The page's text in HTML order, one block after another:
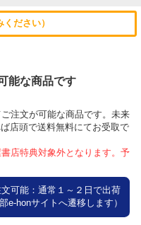
ださい）
能な商品です
注文が可能な商品です。未来
店頭で送料無料にてお受取で
店特典対象外となります。予
文可能：通常１～２日で出荷
部e-honサイトへ遷移します）